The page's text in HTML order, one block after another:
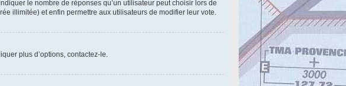
le nombre de réponses qu’un utilisateur peut choisir lors de
illimitée) et enfin permettre aux utilisateurs de modifier leur vote.
plus d’options, contactez-le.